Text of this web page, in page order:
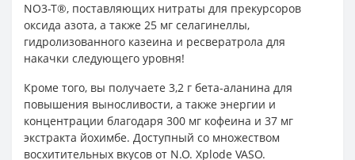
NO3-T®, поставляющих нитраты для прекурсоров
оксида азота, а также 25 мг селагинеллы,
гидролизованного казеина и ресвератрола для
накачки следующего уровня!
Кроме того, вы получаете 3,2 г бета-аланина для
повышения выносливости, а также энергии и
концентрации благодаря 300 мг кофеина и 37 мг
экстракта йохимбе. Доступный со множеством
восхитительных вкусов от N.O. Xplode VASO.